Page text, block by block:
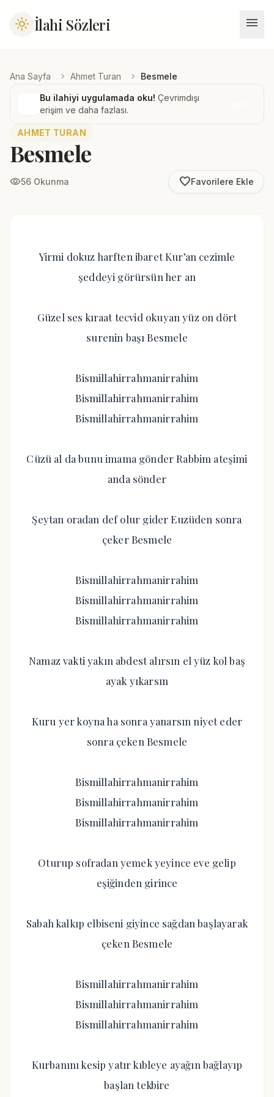
light_mode İlahi Sözleri menu
Ana Sayfa chevron_right Ahmet Turan chevron_right Besmele
Bu ilahiyi uygulamada oku! Çevrimdışı
erişim ve daha fazlası.
AHMET TURAN
Besmele
visibility56 Okunma favorite_borderFavorilere Ekle
Yirmi dokuz harften ibaret Kur’an cezimle
şeddeyi görürsün her an
Güzel ses kıraat tecvid okuyan yüz on dört
surenin başı Besmele
Bismillahirrahmanirrahim
Bismillahirrahmanirrahim
Bismillahirrahmanirrahim
Cüzü al da bunu imama gönder Rabbim ateşimi
anda sönder
Şeytan oradan def olur gider Euzüden sonra
çeker Besmele
Bismillahirrahmanirrahim
Bismillahirrahmanirrahim
Bismillahirrahmanirrahim
Namaz vakti yakın abdest alırsın el yüz kol baş
ayak yıkarsın
Kuru yer koyna ha sonra yanarsın niyet eder
sonra çeken Besmele
Bismillahirrahmanirrahim
Bismillahirrahmanirrahim
Bismillahirrahmanirrahim
Oturup sofradan yemek yeyince eve gelip
eşiğinden girince
Sabah kalkıp elbiseni giyince sağdan başlayarak
çeken Besmele
Bismillahirrahmanirrahim
Bismillahirrahmanirrahim
Bismillahirrahmanirrahim
Kurbanını kesip yatır kıbleye ayağın bağlayıp
başlan tekbire